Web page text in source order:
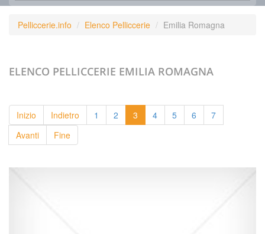
Pelliccerie.info Elenco Pelliccerie Emilia Romagna
ELENCO PELLICCERIE EMILIA ROMAGNA
Inizio Indietro 1 2 3 4 5 6
7
Avanti
Fine